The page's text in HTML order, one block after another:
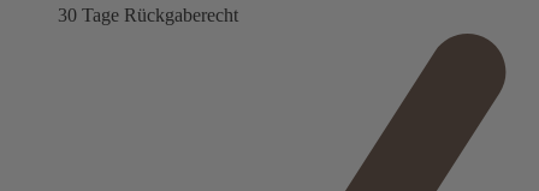
30 Tage Rückgaberecht